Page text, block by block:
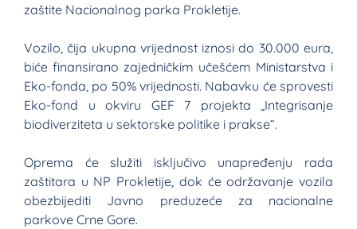
zaštite Nacionalnog parka Prokletije.
Vozilo, čija ukupna vrijednost iznosi do 30.000 eura,
biće finansirano zajedničkim učešćem Ministarstva i
Eko-fonda, po 50% vrijednosti. Nabavku će sprovesti
Eko-fond u okviru GEF 7 projekta „Integrisanje
biodiverziteta u sektorske politike i prakse“.
Oprema će služiti isključivo unapređenju rada
zaštitara u NP Prokletije, dok će održavanje vozila
obezbijediti Javno preduzeće za nacionalne
parkove Crne Gore.